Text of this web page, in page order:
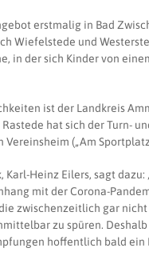
erstmalig in Bad
Wiefelstede und
in der sich Kinder von
ist der Landkreis
hat sich der Turn-
(„Am
Karl-Heinz Eilers, sagt
mit der Corona-
zwischenzeitlich gar
zu spüren.
hoffentlich bald ein